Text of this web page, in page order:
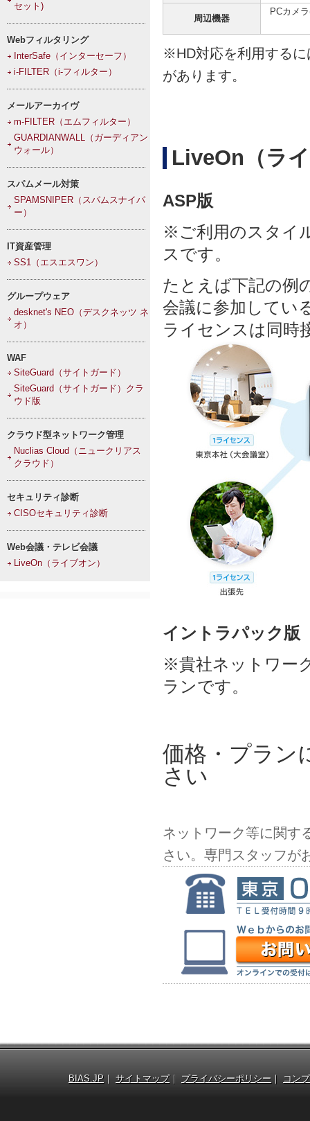
周辺機器
PCカメ
※HD対応を利用するに
があります。
LiveOn（ラ
ASP版
※ご利用のスタイ
スです。
たとえば下記の例
会議に参加してい
ライセンスは同時
イントラパック版
※貴社ネットワー
ランです。
価格・プラン
さい
ネットワーク等に関す
さい。専門スタッフが
セット)
Webフィルタリング
InterSafe（インターセーフ）
i-FILTER（i-フィルター）
メールアーカイヴ
m-FILTER（エムフィルター）
GUARDIANWALL（ガーディアン
ウォール）
スパムメール対策
SPAMSNIPER（スパムスナイパ
ー）
IT資産管理
SS1（エスエスワン）
グループウェア
desknet's NEO（デスクネッツ ネ
オ）
WAF
SiteGuard（サイトガード）
SiteGuard（サイトガード）クラ
ウド版
クラウド型ネットワーク管理
Nuclias Cloud（ニュークリアス
クラウド）
セキュリティ診断
CISOセキュリティ診断
Web会議・テレビ会議
LiveOn（ライブオン）
BIAS.JP ｜ サイトマップ｜ プライバシーポリシー ｜ コン